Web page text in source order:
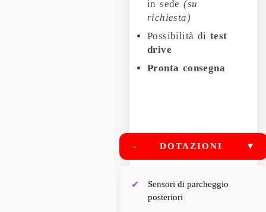
in sede(su
richiesta)
Possibilità di test
drive
Pronta consegna
– DOTAZIONI ▼
Sensori di parcheggio
posteriori